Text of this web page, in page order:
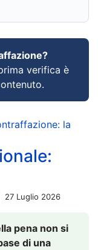
verifica è
la
27 Luglio 2026
pena non si
di una